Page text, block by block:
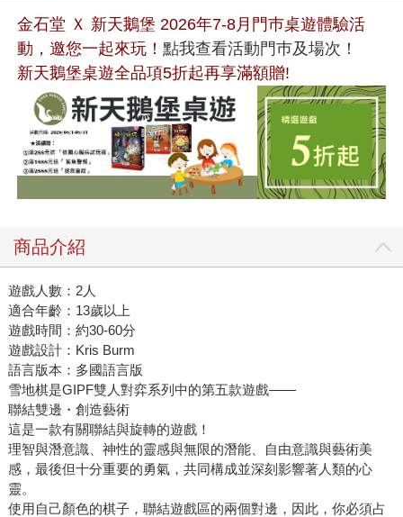
金石堂 Ｘ 新天鵝堡 2026年7-8月門巿桌遊體驗活
動，邀您一起來玩！ 點我查看活動門巿及場次！
新天鵝堡桌遊全品項5折起再享滿額贈!
商品介紹
遊戲人數：2人
適合年齡：13歲以上
遊戲時間：約30-60分
遊戲設計：Kris Burm
語言版本：多國語言版
雪地棋是GIPF雙人對弈系列中的第五款遊戲——
聯結雙邊・創造藝術
這是一款有關聯結與旋轉的遊戲！
理智與潛意識、神性的靈感與無限的潛能、自由意識與藝術美
感，最後但十分重要的勇氣，共同構成並深刻影響著人類的心
靈。
使用自己顏色的棋子，聯結遊戲區的兩個對邊，因此，你必須占